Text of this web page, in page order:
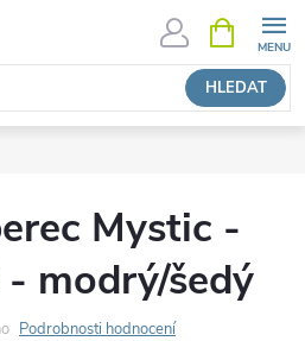
HLEDAT
NÁKUPNÍ
KOŠÍK
Mystic -
modrý/šedý
Podrobnosti hodnocení